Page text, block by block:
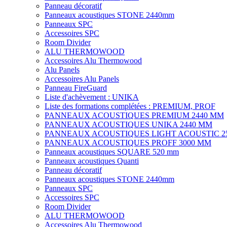
Panneau décoratif
Panneaux acoustiques STONE 2440mm
Panneaux SPC
Accessoires SPC
Room Divider
ALU THERMOWOOD
Accessoires Alu Thermowood
Alu Panels
Accessoires Alu Panels
Panneau FireGuard
Liste d'achèvement : UNIKA
Liste des formations complétées : PREMIUM, PROF
PANNEAUX ACOUSTIQUES PREMIUM 2440 MM
PANNEAUX ACOUSTIQUES UNIKA 2440 MM
PANNEAUX ACOUSTIQUES LIGHT ACOUSTIC
PANNEAUX ACOUSTIQUES PROFF 3000 MM
Panneaux acoustiques SQUARE 520 mm
Panneaux acoustiques Quanti
Panneau décoratif
Panneaux acoustiques STONE 2440mm
Panneaux SPC
Accessoires SPC
Room Divider
ALU THERMOWOOD
Accessoires Alu Thermowood